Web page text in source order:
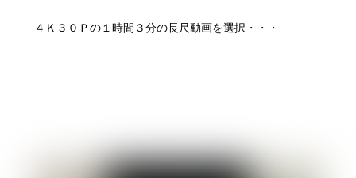
４Ｋ３０Ｐの１時間３分の長尺動画を選択・・・